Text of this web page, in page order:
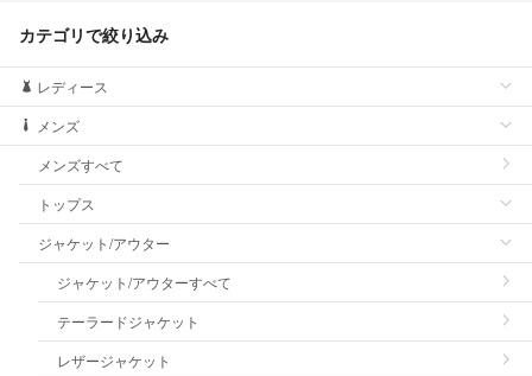
カテゴリで絞り込み
レディース
メンズ
メンズすべて
トップス
ジャケット/アウター
ジャケット/アウターすべて
テーラードジャケット
レザージャケット